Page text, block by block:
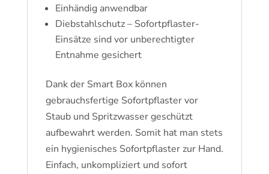
Einhändig anwendbar
Diebstahlschutz – Sofortpflaster-
Einsätze sind vor unberechtigter
Entnahme gesichert
Dank der Smart Box können
gebrauchsfertige Sofortpflaster vor
Staub und Spritzwasser geschützt
aufbewahrt werden. Somit hat man stets
ein hygienisches Sofortpflaster zur Hand.
Einfach, unkompliziert und sofort